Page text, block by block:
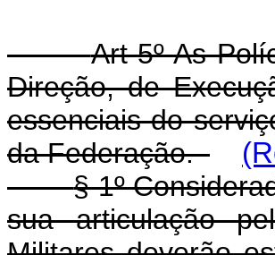
Art 5º As
Direção, de
essenciais do
da Federação.
§ 1º
sua articulação